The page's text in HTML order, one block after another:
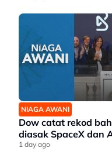
NIAGA AWANI
Dow catat rekod
diasak SpaceX dan
1 day ago